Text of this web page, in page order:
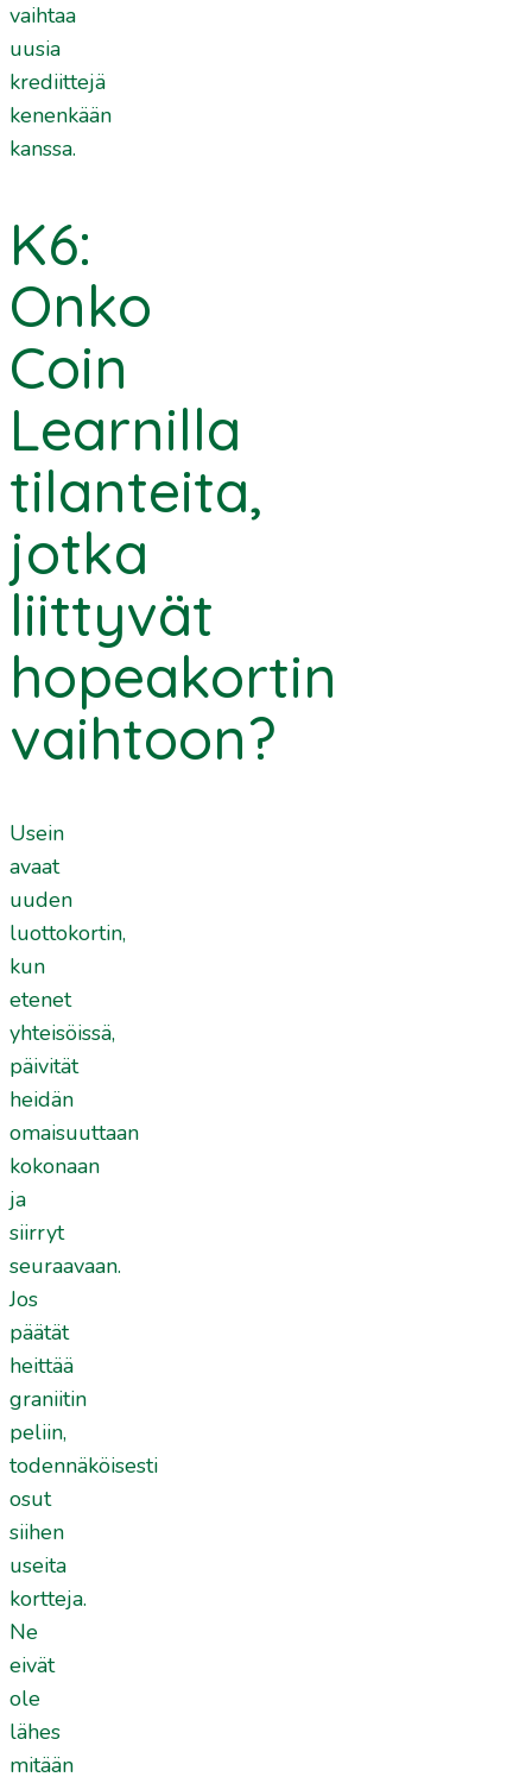
vaihtaa
uusia
krediittejä
kenenkään
kanssa.
K6:
Onko
Coin
Learnilla
tilanteita,
jotka
liittyvät
hopeakortin
vaihtoon?
Usein
avaat
uuden
luottokortin,
kun
etenet
yhteisöissä,
päivität
heidän
omaisuuttaan
kokonaan
ja
siirryt
seuraavaan.
Jos
päätät
heittää
graniitin
peliin,
todennäköisesti
osut
siihen
useita
kortteja.
Ne
eivät
ole
lähes
mitään